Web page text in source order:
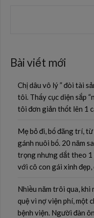
Bài viết mới
Chị dâu vô lý ” đòi tài
tôi. Thấy cục diện sắp
tôi đơn giản thốt lên 1
Mẹ bỏ đi, bố đãng trí,
gánh nuôi bố. 20 năm
trọng nhưng dắt theo 1
với cô con gái xinh
Nhiều năm trôi qua,
quệ vì nợ viện phí, một
bệnh viện. Người đàn